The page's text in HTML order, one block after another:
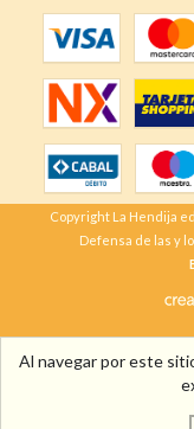
Al navegar por este
Copyright La Hendija
Defensa de las y